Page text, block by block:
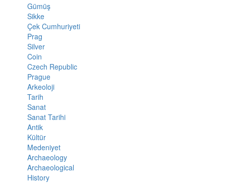
Gümüş
Sikke
Çek Cumhuriyeti
Prag
Silver
Coin
Czech Republic
Prague
Arkeoloji
Tarih
Sanat
Sanat Tarihi
Antik
Kültür
Medeniyet
Archaeology
Archaeological
History